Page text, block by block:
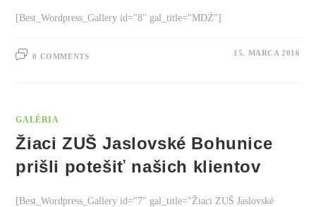
[Best_Wordpress_Gallery id="8" gal_title="MDŹ"]
0 COMMENTS 15. MARCA 2016
GALÉRIA
Žiaci ZUŠ Jaslovské Bohunice
prišli potešiť našich klientov
[Best_Wordpress_Gallery id="7" gal_title="Žiaci ZUŠ Jaslovské